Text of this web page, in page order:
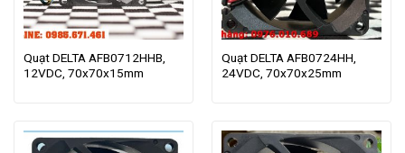
Quạt DELTA AFB0712HHB,
12VDC, 70x70x15mm
Quạt DELTA AFB0724HH,
24VDC, 70x70x25mm